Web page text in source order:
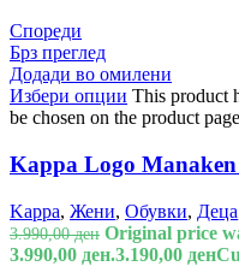
Спореди
Брз преглед
Додади во омилени
Избери опции This product
be chosen on the product page
Kappa Logo
Kappa, Жени, Обувки, Деца
3.990,00ден Original price
3.990,00 ден.3.190,00 ден